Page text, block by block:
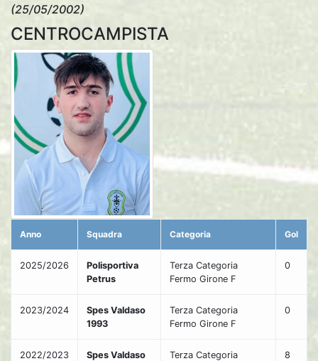
(25/05/2002)
CENTROCAMPISTA
Anno Squadra Categoria Gol
2025/2026
Polisportiva
Petrus
Terza Categoria
Fermo Girone F
0
2023/2024
Spes Valdaso
1993
Terza Categoria
Fermo Girone F
0
2022/2023
Spes Valdaso
Terza Categoria
8